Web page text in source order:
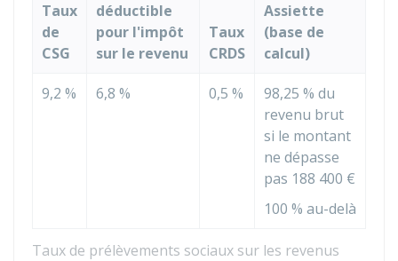
Taux de prélèvements sociaux sur les revenus
Taux
de
CSG
déductible
pour l'impôt
sur le revenu
Taux
CRDS
Assiette
(base de
calcul)
9,2 % 6,8 % 0,5 % 98,25 % du
revenu brut
si le montant
ne dépasse
pas 188 400 €
100 % au-delà